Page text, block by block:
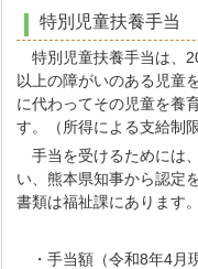
特別児童扶養手当
特別児童扶養手当は、
以上の障がいのある児童
に代わってその児童を養
す。（所得による支給制
手当を受けるためには
い、熊本県知事から認定
書類は福祉課にあります。
・手当額（令和8年4月